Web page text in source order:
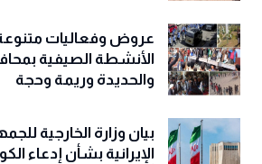
عروض وفعاليات
الأنشطة الصيفية
والحديدة وريمة وحجة
‏بيان وزارة الخارجية
الإيرانية بشأن إدعاء